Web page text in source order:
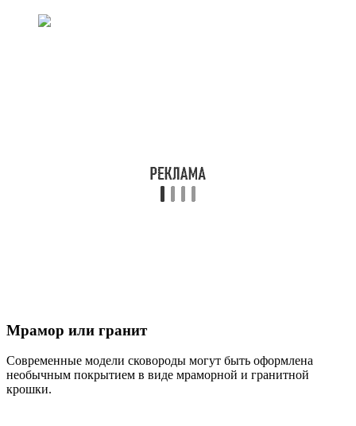
Мрамор или гранит
Современные модели сковороды могут быть оформлена
необычным покрытием в виде мраморной и гранитной
крошки.